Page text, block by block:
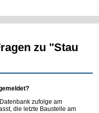
zu "Stau
zufolge am
die letzte Baustelle am